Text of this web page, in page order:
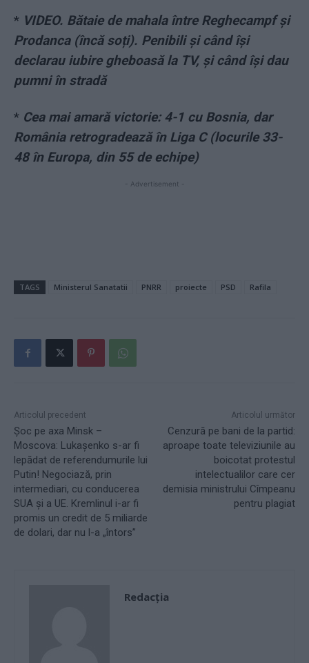
* VIDEO. Bătaie de mahala între Reghecampf și
Prodanca (încă soți). Penibili și când își
declarau iubire gheboasă la TV, și când își dau
pumni în stradă
* Cea mai amară victorie: 4-1 cu Bosnia, dar
România retrogradează în Liga C (locurile 33-
48 în Europa, din 55 de echipe)
- Advertisement -
TAGS Ministerul Sanatatii PNRR proiecte PSD Rafila
Articolul precedent
Șoc pe axa Minsk –
Moscova: Lukașenko s-ar fi
lepădat de referendumurile lui
Putin! Negociază, prin
intermediari, cu conducerea
SUA și a UE. Kremlinul i-ar fi
promis un credit de 5 miliarde
de dolari, dar nu l-a „întors”
Articolul următor
Cenzură pe bani de la partid:
aproape toate televiziunile au
boicotat protestul
intelectualilor care cer
demisia ministrului Cîmpeanu
pentru plagiat
Redacţia